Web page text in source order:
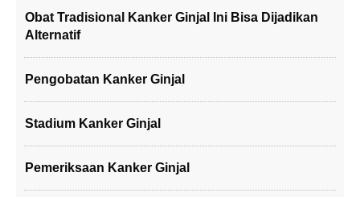
Obat Tradisional Kanker Ginjal Ini Bisa Dijadikan
Alternatif
Pengobatan Kanker Ginjal
Stadium Kanker Ginjal
Pemeriksaan Kanker Ginjal